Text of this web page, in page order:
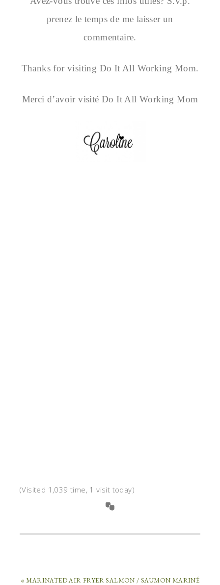
prenez le temps de me laisser un
commentaire.
Thanks for visiting Do It All Working Mom.
Merci d’avoir visité Do It All Working Mom
(Visited 1,039 time, 1 visit today)
« MARINATED AIR FRYER SALMON / SAUMON MARINÉ